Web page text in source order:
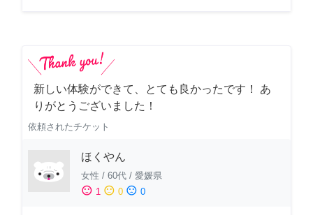
新しい体験ができて、とても良かったです！ あ
りがとうございました！
依頼されたチケット
ほくやん
女性 / 60代 / 愛媛県
sentiment_satisfied 1 sentiment_neutral 0 sentiment_dissatisfied 0